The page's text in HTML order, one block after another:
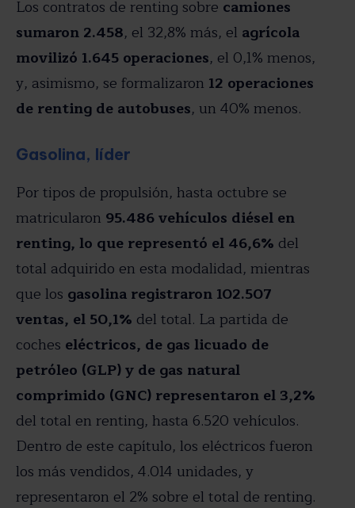
Los contratos de renting sobre camiones
sumaron 2.458, el 32,8% más, el agrícola
movilizó 1.645 operaciones, el 0,1% menos,
y, asimismo, se formalizaron 12 operaciones
de renting de autobuses, un 40% menos.
Gasolina, líder
Por tipos de propulsión, hasta octubre se
matricularon 95.486 vehículos diésel en
renting, lo que representó el 46,6% del
total adquirido en esta modalidad, mientras
que los gasolina registraron 102.507
ventas, el 50,1% del total. La partida de
coches eléctricos, de gas licuado de
petróleo (GLP) y de gas natural
comprimido (GNC) representaron el 3,2%
del total en renting, hasta 6.520 vehículos.
Dentro de este capítulo, los eléctricos fueron
los más vendidos, 4.014 unidades, y
representaron el 2% sobre el total de renting.